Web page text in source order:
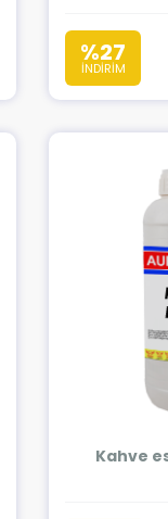
%27
İNDİRİM
Kahve